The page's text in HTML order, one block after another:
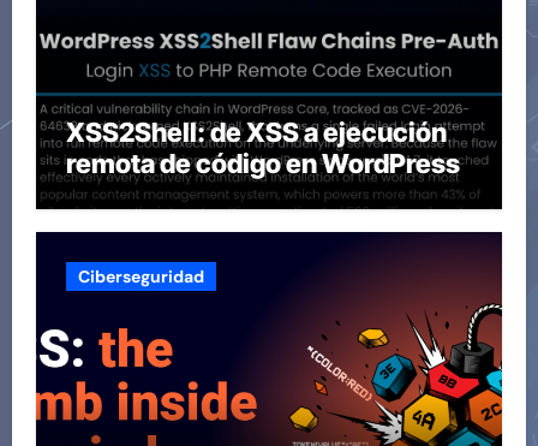
XSS2Shell: de XSS a ejecución
remota de código en WordPress
Ciberseguridad